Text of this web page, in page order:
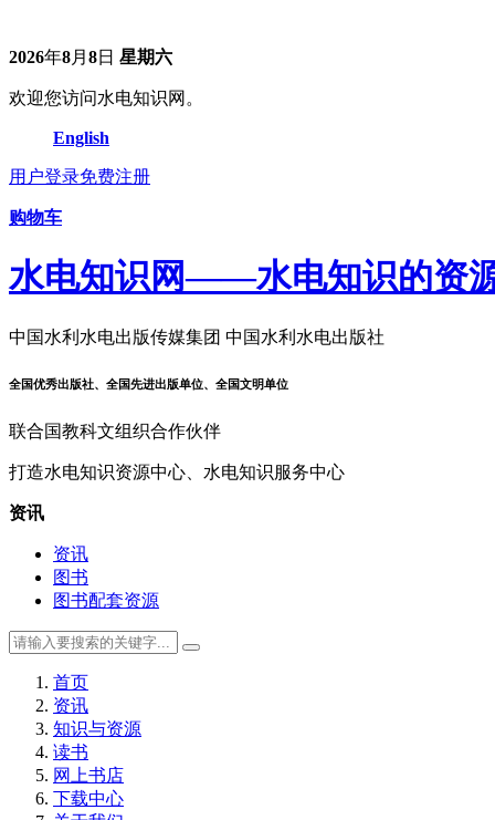
2026年8月 8日 星期六
欢迎您访问水电知识网。
English
用户登录免费注册
购物车
水电知识网——水电知识的资
中国水利水电出版传媒集团 中国水利水电出版社
全国优秀出版社、全国先进出版单位、全国文明单位
联合国教科文组织合作伙伴
打造水电知识资源中心、水电知识服务中心
资讯
资讯
图书
图书配套资源
首页
资讯
知识与资源
读书
网上书店
下载中心